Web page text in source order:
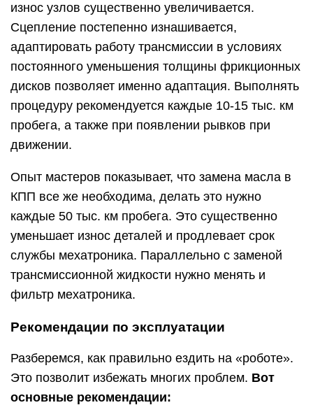
износ узлов существенно увеличивается.
Сцепление постепенно изнашивается,
адаптировать работу трансмиссии в условиях
постоянного уменьшения толщины фрикционных
дисков позволяет именно адаптация. Выполнять
процедуру рекомендуется каждые 10-15 тыс. км
пробега, а также при появлении рывков при
движении.
Опыт мастеров показывает, что замена масла в
КПП все же необходима, делать это нужно
каждые 50 тыс. км пробега. Это существенно
уменьшает износ деталей и продлевает срок
службы мехатроника. Параллельно с заменой
трансмиссионной жидкости нужно менять и
фильтр мехатроника.
Рекомендации по эксплуатации
Разберемся, как правильно ездить на «роботе».
Это позволит избежать многих проблем. Вот
основные рекомендации: